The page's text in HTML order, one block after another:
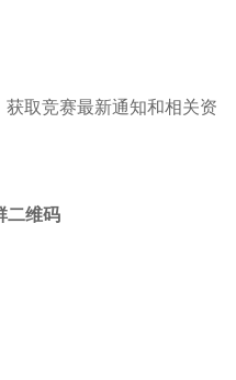
取竞赛最新通知和相关资
二维码